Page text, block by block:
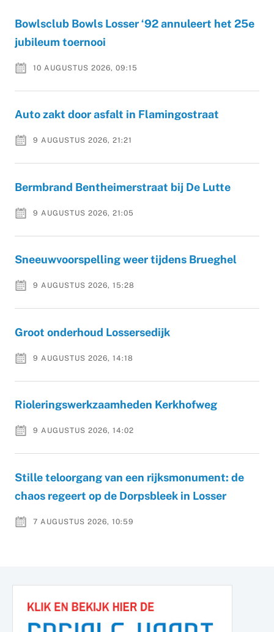
Bowlsclub Bowls Losser ‘92 annuleert het 25e
jubileum toernooi
10 AUGUSTUS 2026, 09:15
Auto zakt door asfalt in Flamingostraat
9 AUGUSTUS 2026, 21:21
Bermbrand Bentheimerstraat bij De Lutte
9 AUGUSTUS 2026, 21:05
Sneeuwvoorspelling weer tijdens Brueghel
9 AUGUSTUS 2026, 15:28
Groot onderhoud Lossersedijk
9 AUGUSTUS 2026, 14:18
Rioleringswerkzaamheden Kerkhofweg
9 AUGUSTUS 2026, 14:02
Stille teloorgang van een rijksmonument: de
chaos regeert op de Dorpsbleek in Losser
7 AUGUSTUS 2026, 10:59